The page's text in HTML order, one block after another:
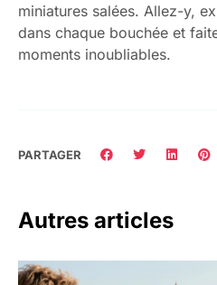
miniatures salées. Allez-y,
dans chaque bouchée et
moments inoubliables.
PARTAGER
Autres articles